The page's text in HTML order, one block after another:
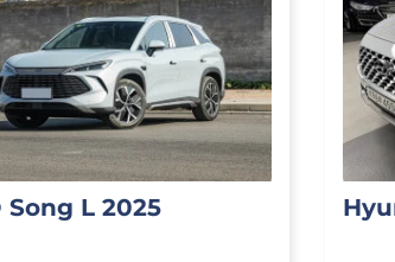
Song L 2025